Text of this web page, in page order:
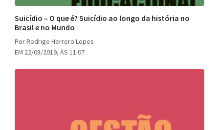
Suicídio – O que é? Suicídio ao longo da história no
Brasil e no Mundo
Por Rodrigo Herrero Lopes
EM 22/08/2019, ÀS 11:07